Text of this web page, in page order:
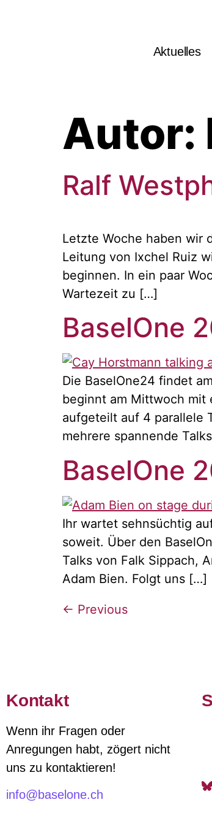
Aktuelles
Autor:
Ralf
Letzte Woche haben wir
Leitung von Ixchel Ruiz
beginnen. In ein paar
Wartezeit zu […]
BaselOne
Die BaselOne24 findet
beginnt am Mittwoch mit
aufgeteilt auf 4 parallele
mehrere spannende
BaselOne
Ihr wartet sehnsüchtig
soweit. Über den
Talks von Falk Sippach,
Adam Bien. Folgt uns […]
← Previous
Kontakt
Wenn ihr Fragen oder
Anregungen habt, zögert nicht
uns zu kontaktieren!
info@baselone.ch